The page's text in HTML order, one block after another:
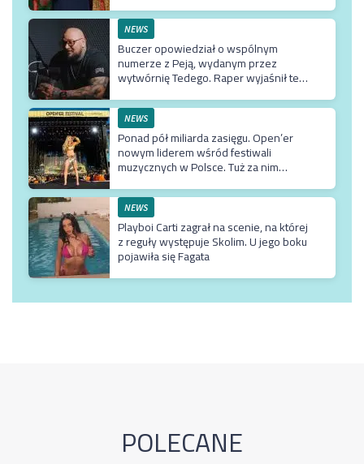
NEWS
Buczer opowiedział o wspólnym
numerze z Peją, wydanym przez
wytwórnię Tedego. Raper wyjaśnił też
kanału Wielkie Joł
NEWS
Ponad pół miliarda zasięgu. Open’er
nowym liderem wśród festiwali
muzycznych w Polsce. Tuż za nim
NEWS
Playboi Carti zagrał na scenie, na której
z reguły występuje Skolim. U jego boku
pojawiła się Fagata
POLECANE